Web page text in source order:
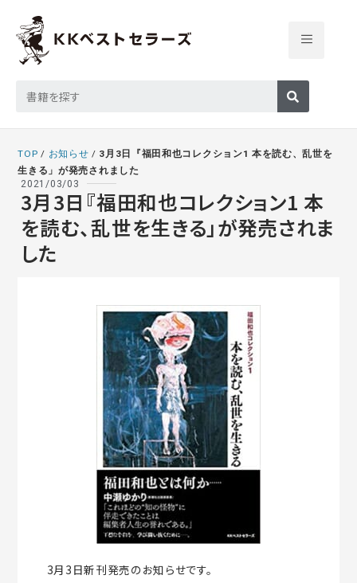
TOP / お知らせ / 3月3日『福田和也コレクション1 本を読む、乱世を
生きる」が発売されました
2021/03/03
3月3日『福田和也コレクション1 本
を読む、乱世を生きる」が発売されま
した
3月3日新刊発売のお知らせです。